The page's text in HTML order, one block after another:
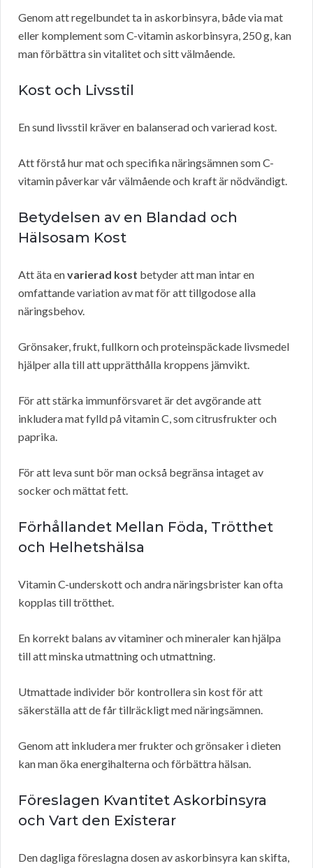
Genom att regelbundet ta in askorbinsyra, både via mat
eller komplement som C-vitamin askorbinsyra, 250 g, kan
man förbättra sin vitalitet och sitt välmående.
Kost och Livsstil
En sund livsstil kräver en balanserad och varierad kost.
Att förstå hur mat och specifika näringsämnen som C-
vitamin påverkar vår välmående och kraft är nödvändigt.
Betydelsen av en Blandad och
Hälsosam Kost
Att äta envarierad kost betyder att man intar en
omfattande variation av mat för att tillgodose alla
näringsbehov.
Grönsaker, frukt, fullkorn och proteinspäckade livsmedel
hjälper alla till att upprätthålla kroppens jämvikt.
För att stärka immunförsvaret är det avgörande att
inkludera mat fylld på vitamin C, som citrusfrukter och
paprika.
För att leva sunt bör man också begränsa intaget av
socker och mättat fett.
Förhållandet Mellan Föda, Trötthet
och Helhetshälsa
Vitamin C-underskott och andra näringsbrister kan ofta
kopplas till trötthet.
En korrekt balans av vitaminer och mineraler kan hjälpa
till att minska utmattning och utmattning.
Utmattade individer bör kontrollera sin kost för att
säkerställa att de får tillräckligt med näringsämnen.
Genom att inkludera mer frukter och grönsaker i dieten
kan man öka energihalterna och förbättra hälsan.
Föreslagen Kvantitet Askorbinsyra
och Vart den Existerar
Den dagliga föreslagna dosen av askorbinsyra kan skifta,